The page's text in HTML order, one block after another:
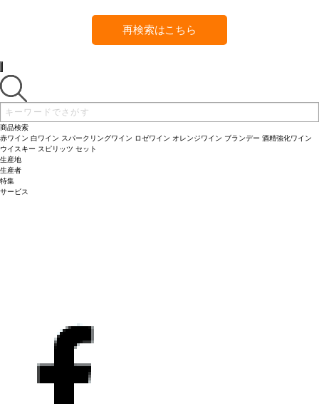
再検索はこちら
商品検索
赤ワイン 白ワイン スパークリングワイン ロゼワイン オレンジワイン ブランデー 酒精強化ワイン
ウイスキー スピリッツ セット
生産地
生産者
特集
サービス